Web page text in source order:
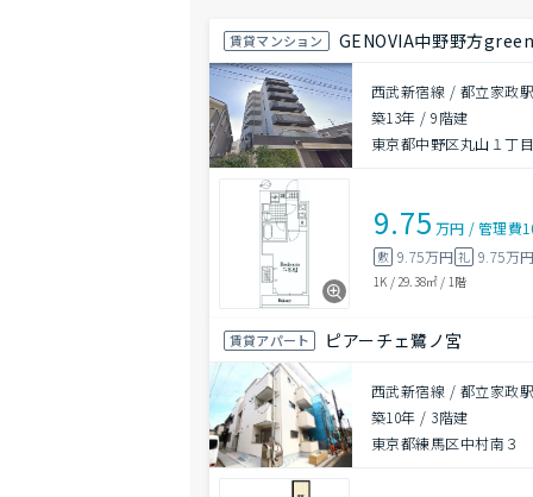
賃貸マンション GENOVIA中野野方
西武新宿線 / 都立家政
築13年 /9階建
東京都中野区丸山１丁目
9.75 万円 /管理費
敷 9.75万円 礼 9.75万円
1K / 29.38㎡ / 1階
賃貸アパート ピアーチェ鷺ノ宮
西武新宿線 / 都立家政
築10年 / 3階建
東京都練馬区中村南３